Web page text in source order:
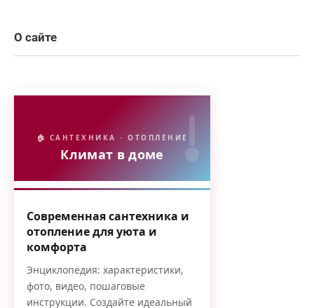
О сайте
🏠 САНТЕХНИКА · ОТОПЛЕНИЕ
Климат в доме
Современная сантехника и
отопление для уюта и
комфорта
Энциклопедия: характеристики,
фото, видео, пошаговые
инструкции. Создайте идеальный